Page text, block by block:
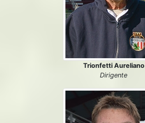
Trionfetti Aureliano
Dirigente